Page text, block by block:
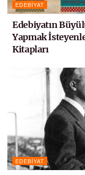
EDEBIYAT
Edebiyatın
Yapmak
Kitapları
EDEBIYAT